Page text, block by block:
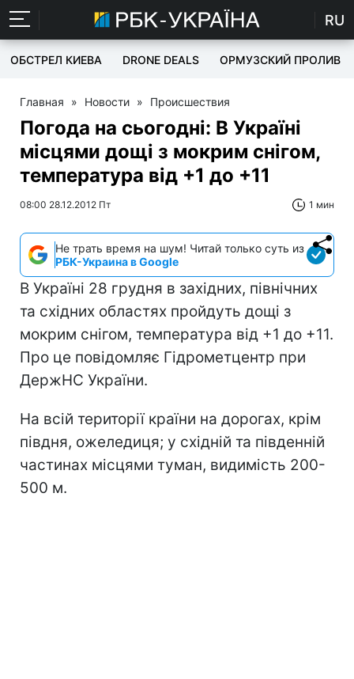
RU
ОБСТРЕЛ КИЕВА DRONE DEALS ОРМУЗСКИЙ ПРОЛИВ
Главная » Новости » Происшествия
Погода на сьогодні: В Україні
місцями дощі з мокрим снігом,
температура від +1 до +11
08:00 28.12.2012 Пт 1 мин
Не трать время на шум! Читай только суть из
РБК-Украина в Google
В Україні 28 грудня в західних, північних
та східних областях пройдуть дощі з
мокрим снігом, температура від +1 до +11.
Про це повідомляє Гідрометцентр при
ДержНС України.
На всій території країни на дорогах, крім
півдня, ожеледиця; у східній та південній
частинах місцями туман, видимість 200-
500 м.